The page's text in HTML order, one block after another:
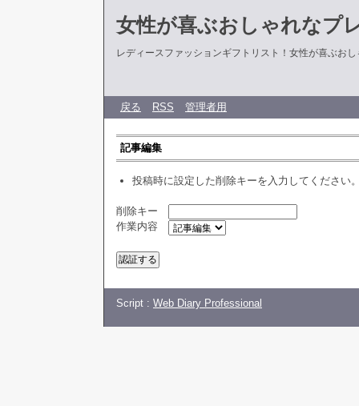
女性が喜ぶおしゃれなプ
レディースファッションギフトリスト！女性が喜ぶお
戻る RSS 管理者用
記事編集
投稿時に設定した削除キーを入力してください
削除キー
作業内容
Script : Web Diary Professional